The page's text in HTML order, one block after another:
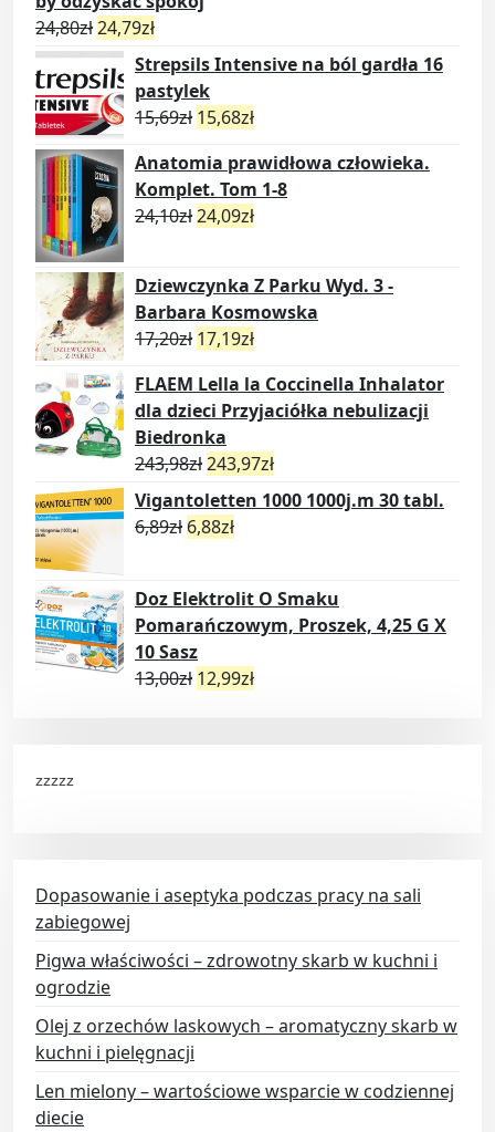
24,80zł24,79zł
Strepsils Intensive na ból gardła 16
pastylek
15,69zł 15,68zł
Anatomia prawidłowa człowieka.
Komplet. Tom 1-8
24,10zł24,09zł
Dziewczynka Z Parku Wyd. 3 -
Barbara Kosmowska
17,20zł 17,19zł
FLAEM Lella la Coccinella Inhalator
dla dzieci Przyjaciółka nebulizacji
Biedronka
243,98zł243,97zł
Vigantoletten 1000 1000j.m 30 tabl.
6,89zł 6,88zł
Doz Elektrolit O Smaku
Pomarańczowym, Proszek, 4,25 G X
10 Sasz
13,00zł 12,99zł
zzzzz
Dopasowanie i aseptyka podczas pracy na sali
zabiegowej
Pigwa właściwości – zdrowotny skarb w kuchni i
ogrodzie
Olej z orzechów laskowych – aromatyczny skarb w
kuchni i pielęgnacji
Len mielony – wartościowe wsparcie w codziennej
diecie